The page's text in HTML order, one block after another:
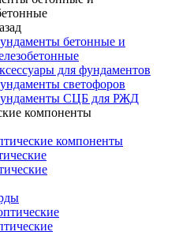
бетонные и
для фундаментов
светофоров
СЦБ для РЖД
компоненты
компоненты